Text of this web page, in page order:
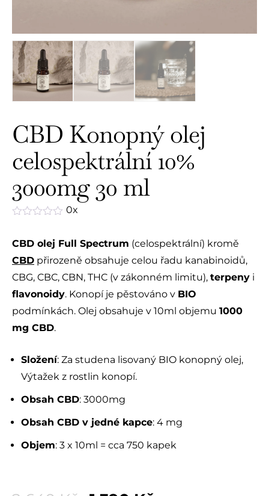
CBD Konopný olej
celospektrální 10%
3000mg 30 ml
z
0x
CBD olej Full Spectrum (celospektrální) kromě
CBD přirozeně obsahuje celou řadu kanabinoidů,
CBG, CBC, CBN, THC (v zákonném limitu), terpeny i
flavonoidy. Konopí je pěstováno v BIO
podmínkách. Olej obsahuje v 10ml objemu 1000
mg CBD.
Složení: Za studena lisovaný BIO konopný olej,
Výtažek z rostlin konopí.
Obsah CBD: 3000mg
Obsah CBD v jedné kapce: 4 mg
Objem: 3 x 10ml = cca 750 kapek